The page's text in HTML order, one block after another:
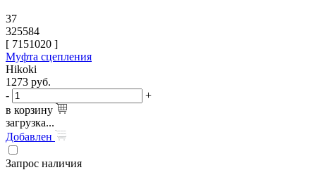
37
325584
[ 7151020 ]
Муфта сцепления
Hikoki
1273 руб.
-
+
в корзину
загрузка...
Добавлен
Запрос наличия